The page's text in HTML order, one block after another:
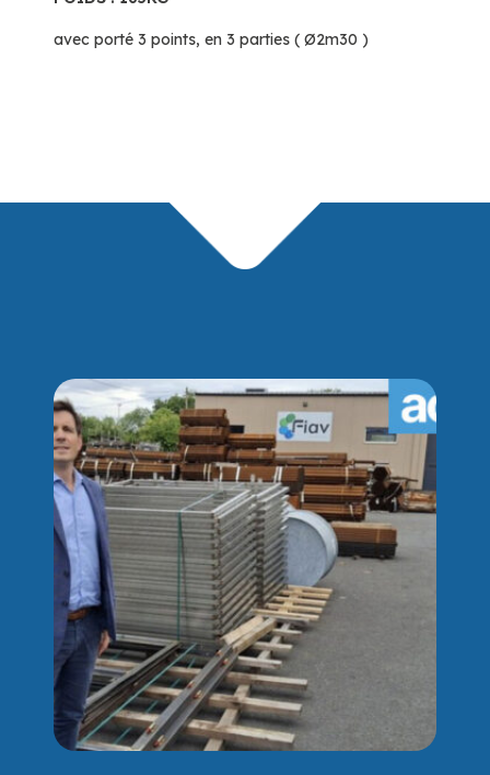
avec porté 3 points, en 3 parties ( Ø2m30 )